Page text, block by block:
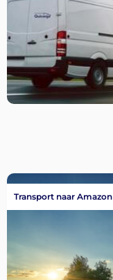
Transport naar Amazon